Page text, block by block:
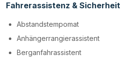
Fahrerassistenz & Sicherheit
Abstandstempomat
Anhängerrangierassistent
Berganfahrassistent